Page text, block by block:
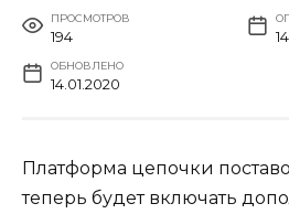
ПРОСМОТРОВ
194
ОБНОВЛЕНО
14.01.2020
Платформа цепочки
теперь будет включать